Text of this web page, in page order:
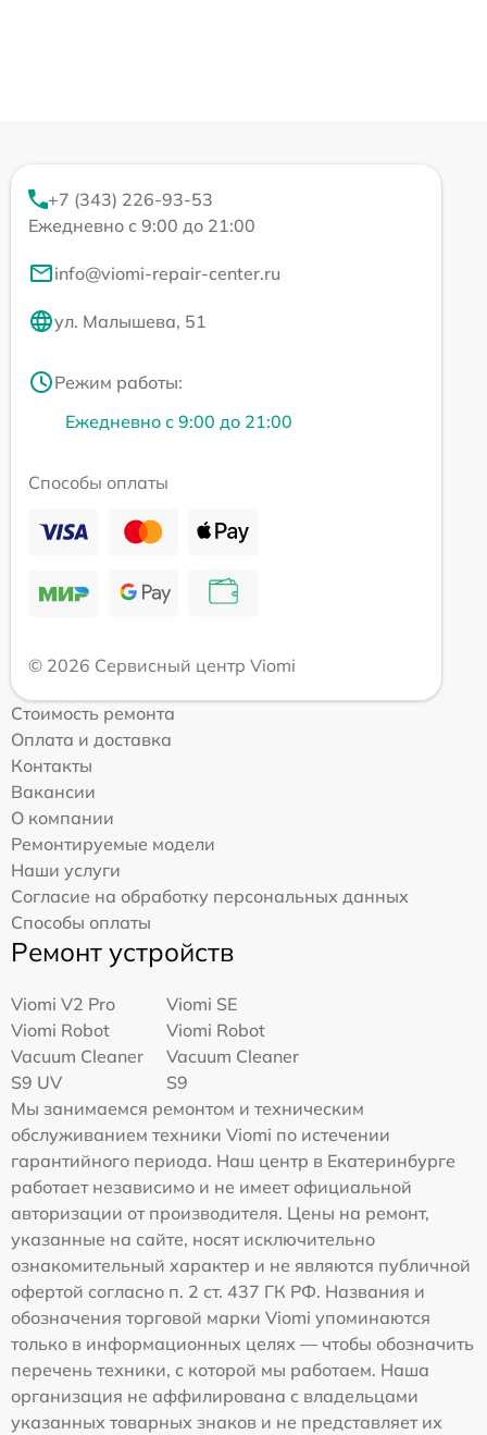
+7 (343) 226-93-53
Ежедневно с 9:00 до 21:00
info@viomi-repair-center.ru
ул. Малышева, 51
Режим работы:
Ежедневно с 9:00 до 21:00
Способы оплаты
© 2026 Сервисный центр Viomi
Стоимость ремонта
Оплата и доставка
Контакты
Вакансии
О компании
Ремонтируемые модели
Наши услуги
Согласие на обработку персональных данных
Способы оплаты
Ремонт устройств
Viomi V2 Pro
Viomi SE
Viomi Robot
Vacuum Cleaner
S9 UV
Viomi Robot
Vacuum Cleaner
S9
Мы занимаемся ремонтом и техническим
обслуживанием техники Viomi по истечении
гарантийного периода. Наш центр в Екатеринбурге
работает независимо и не имеет официальной
авторизации от производителя. Цены на ремонт,
указанные на сайте, носят исключительно
ознакомительный характер и не являются публичной
офертой согласно п. 2 ст. 437 ГК РФ. Названия и
обозначения торговой марки Viomi упоминаются
только в информационных целях — чтобы обозначить
перечень техники, с которой мы работаем. Наша
организация не аффилирована с владельцами
указанных товарных знаков и не представляет их